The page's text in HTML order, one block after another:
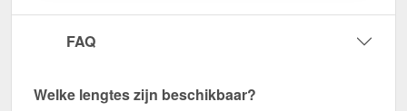
FAQ
Welke lengtes zijn beschikbaar?